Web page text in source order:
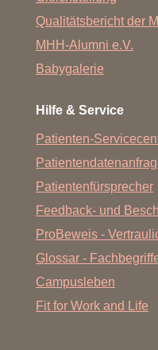
Qualitätsbericht der
MHH-Alumni e.V.
Babygalerie
Hilfe & Service
Patienten-
Patientenfürsprecher
Feedback- und
ProBeweis -
Glossar -
Campusleben
Fit for Work and Life